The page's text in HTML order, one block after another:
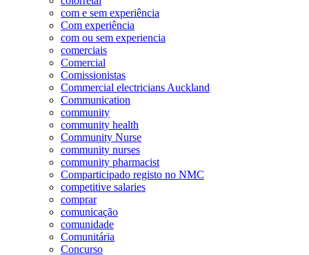
com e sem experiência
Com experiência
com ou sem experiencia
comerciais
Comercial
Comissionistas
Commercial electricians Auckland
Communication
community
community health
Community Nurse
community nurses
community pharmacist
Comparticipado registo no NMC
competitive salaries
comprar
comunicação
comunidade
Comunitária
Concurso